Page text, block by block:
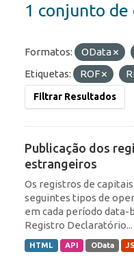
1 conjunto de
Formatos: OData
Etiquetas:
ROF
Filtrar Resultados
Publicação dos
estrangeiros
Os registros de
seguintes tipos de
em cada período data-
Registro Declaratório...
HTML API OData